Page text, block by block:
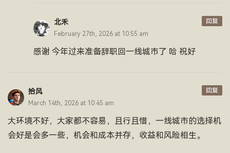
北禾
February 27th, 2026 at 10:55 am
感谢 今年过来准备辞职回一线城市了 哈 祝好
回复
拾风
March 14th, 2026 at 10:45 am
大环境不好，大家都不容易，且行且惜，一线城市的选择机
会好是会多一些，机会和成本并存，收益和风险相生。
回复